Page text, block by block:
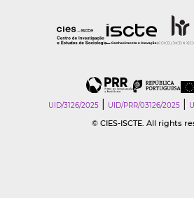
UID/3126/2025 UID/PRR/03126/2025
© CIES-ISCTE. All rights